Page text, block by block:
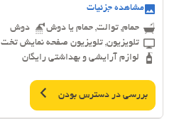
مشاهده جزئیات
حمام, توالت, حمام یا دوش
دوش
تلویزیون, تلویزیون صفحه نمایش تخت
لوازم آرایشی و بهداشتی رایگان
بررسی در دسترس بودن